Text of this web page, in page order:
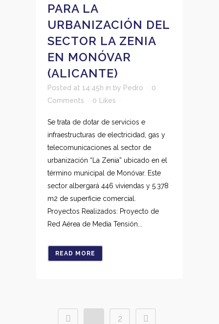
PARA LA
URBANIZACIÓN DEL
SECTOR LA ZENIA
EN MONÓVAR
(ALICANTE)
Posted at 14:45h in by Pedro
0
Comments
0 Likes
Se trata de dotar de servicios e
infraestructuras de electricidad, gas y
telecomunicaciones al sector de
urbanización “La Zenia” ubicado en el
término municipal de Monóvar. Este
sector albergará 446 viviendas y 5.378
m2 de superficie comercial.
Proyectos Realizados: Proyecto de
Red Aérea de Media Tensión...
READ MORE
2